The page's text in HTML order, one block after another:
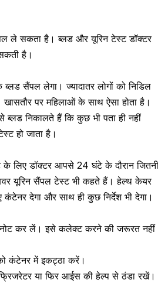
सैंपल ले सकता है। ब्लड औरयूरिन टेस्टडॉक्टर
है।
सैंपल लेगा। ज्यादातर लोगों को निडिल
पर महिलाओं के साथ ऐसा होता है।
ब्लड निकालते हैं कि कुछ भी पता ही नहीं
हो जाता है।
के लिए डॉक्टर आपसे 24 घंटे के दौरान जितनी
यूरिन सैंपल टेस्ट भी कहते हैं। हेल्थ केयर
देगा और साथ ही कुछ निर्देश भी देगा।
नोट कर लें। इसे कलेक्ट करने की जरूरत नहीं
कंटेनर में इकट्ठा करें।
या फिर आईस की हेल्प से ठंडा रखें।